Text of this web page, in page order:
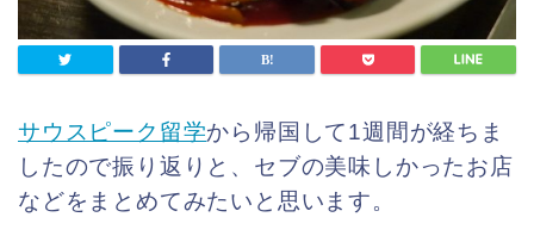
サウスピーク留学から帰国して1週間が経ちま
したので振り返りと、セブの美味しかったお店
などをまとめてみたいと思います。